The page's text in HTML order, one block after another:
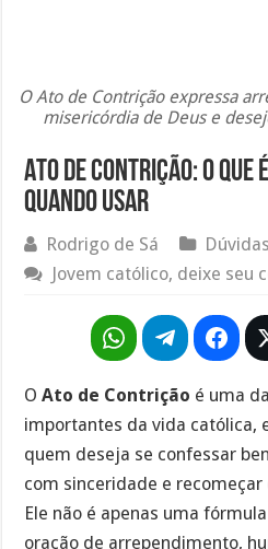
O Ato de Contrição expressa
misericórdia de Deus e
Ato de Contrição: O Que
Quando Usar
Rodrigo de Sá
Jovem católico, deixe seu
OAto de Contrição é uma
importantes da vida católica,
quem deseja se confessar
com sinceridade e
Ele não é apenas uma
oração de arrependimento,